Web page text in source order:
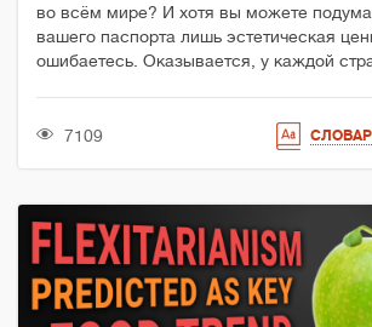
во всём мире? И хотя вы можете
вашего паспорта лишь эстетическая
ошибаетесь. Оказывается, у каждой
7109